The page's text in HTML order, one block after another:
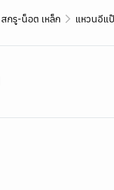
สกรู-น็อต เหล็ก แหวนอีแ